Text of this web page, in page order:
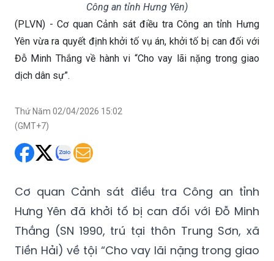
Công an tỉnh Hưng Yên)
(PLVN) - Cơ quan Cảnh sát điều tra Công an tỉnh Hưng
Yên vừa ra quyết định khởi tố vụ án, khởi tố bị can đối với
Đỗ Minh Thắng về hành vi “Cho vay lãi nặng trong giao
dịch dân sự”.
Thứ Năm 02/04/2026 15:02
(GMT+7)
Cơ quan Cảnh sát điều tra Công an tỉnh
Hưng Yên đã khởi tố bị can đối với Đỗ Minh
Thắng (SN 1990, trú tại thôn Trung Sơn, xã
Tiền Hải) về tội “Cho vay lãi nặng trong giao